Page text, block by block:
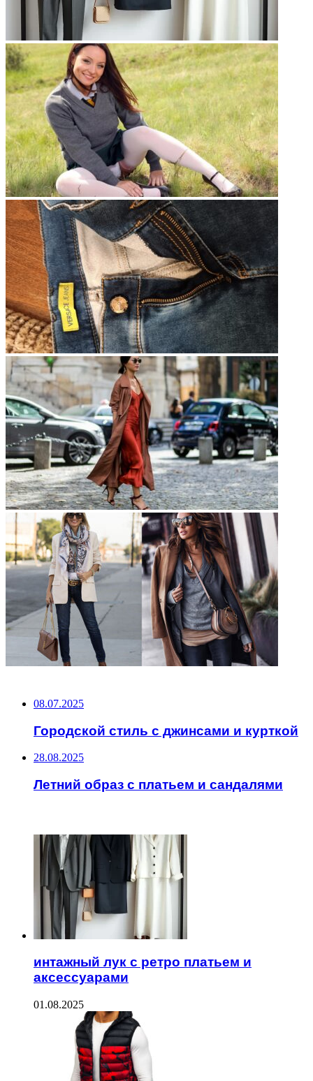
08.07.2025
Городской стиль с джинсами и курткой
28.08.2025
Летний образ с платьем и сандалями
интажный лук с ретро платьем и
аксессуарами
01.08.2025